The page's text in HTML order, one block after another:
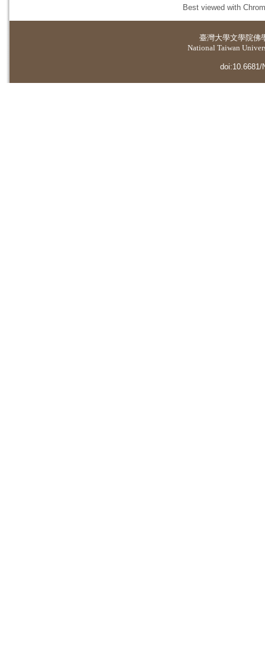
Best viewed with
臺灣大學文學院佛
National Taiwan
doi:10.6681/